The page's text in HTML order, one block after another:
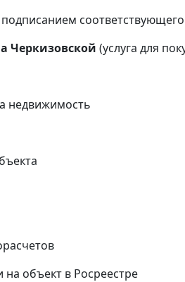
соответствующего
Черкизовской (услуга для
недвижимость
на объект в Росреестре